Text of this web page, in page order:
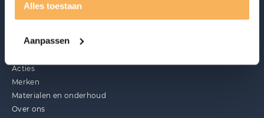
Alles toestaan
Aanpassen
Acties
Merken
Materialen en onderhoud
Over ons